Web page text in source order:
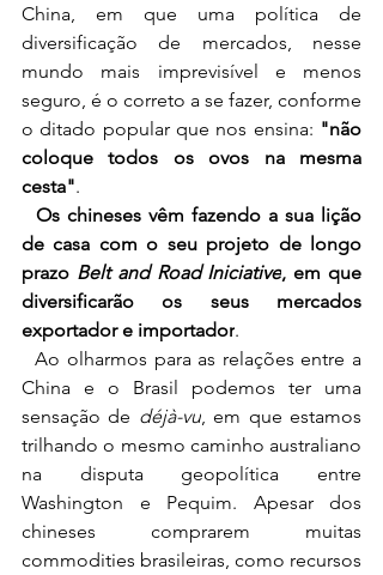
China, em que uma política de
diversificação de mercados, nesse
mundo mais imprevisível e menos
seguro, é o correto a se fazer, conforme
o ditado popular que nos ensina: "não
coloque todos os ovos na mesma
cesta".
Os chineses vêm fazendo a sua lição
de casa com o seu projeto de longo
prazo Belt and Road Iniciative, em que
diversificarão os seus mercados
exportador e importador.
  Ao olharmos para as relações entre a
China e o Brasil podemos ter uma
sensação de déjà-vu, em que estamos
trilhando o mesmo caminho australiano
na disputa geopolítica entre
Washington e Pequim. Apesar dos
chineses comprarem muitas
commodities brasileiras, como recursos